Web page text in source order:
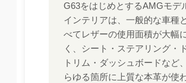
G63をはじめとするAMGモデ
インテリアは、一般的な車種
べてレザーの使用面積が大幅
く、シート・ステアリング・
トリム・ダッシュボードなど
らゆる箇所に上質な本革が使